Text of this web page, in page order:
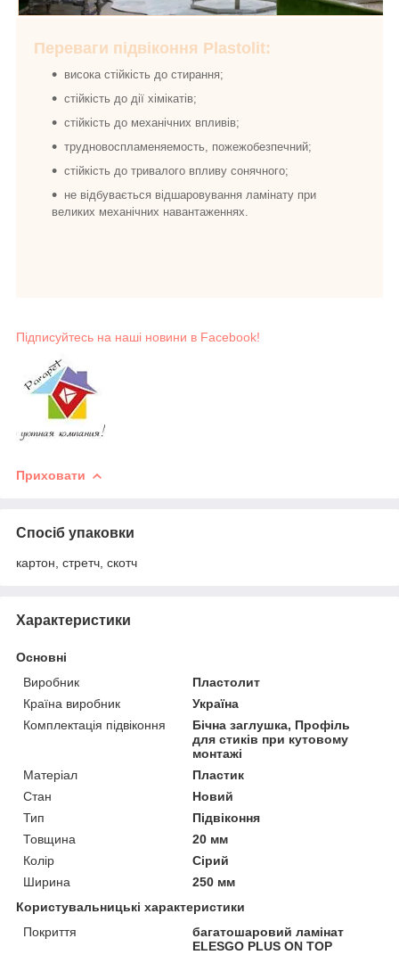
Переваги підвіконня Plastolit:
висока стійкість до стирання;
стійкість до дії хімікатів;
стійкість до механічних впливів;
трудновоспламеняемость, пожежобезпечний;
стійкість до тривалого впливу сонячного;
не відбувається відшаровування ламінату при
великих механічних навантаженнях.
Підписуйтесь на наші новини в Facebook!
Приховати
Спосіб упаковки
картон, стретч, скотч
Характеристики
Основні
Виробник
Пластолит
Країна виробник
Україна
Комплектація підвіконня
Бічна заглушка, Профіль
для стиків при кутовому
монтажі
Матеріал
Пластик
Стан
Новий
Тип
Підвіконня
Товщина
20 мм
Колір
Сірий
Ширина
250 мм
Користувальницькі характеристики
Покриття
багатошаровий ламінат
ELESGO PLUS ON TOP